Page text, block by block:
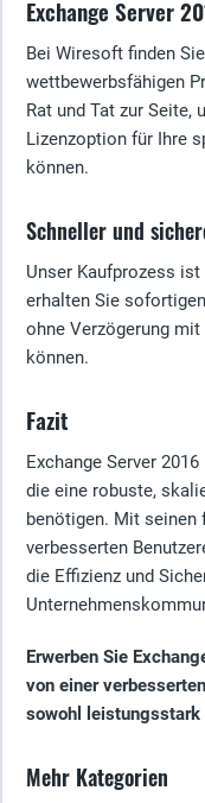
Exchange Server
Bei Wiresoft finden
wettbewerbsfähigen
Rat und Tat zur Seite,
Lizenzoption für Ihre
können.
Schneller und
Unser Kaufprozess
erhalten Sie
ohne Verzögerung
können.
Fazit
Exchange Server
die eine robuste,
benötigen. Mit
verbesserten
die Effizienz und
Erwerben Sie
von einer
sowohl
Mehr Kategorien